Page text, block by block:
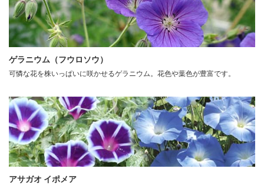
ゲラニウム（フウロソウ）
可憐な花を株いっぱいに咲かせるゲラニウム。花色や葉色が豊富です。
アサガオ イポメア